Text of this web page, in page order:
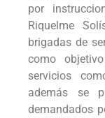
por
Riquelme
brigadas de
como
servicios
además se
demandados